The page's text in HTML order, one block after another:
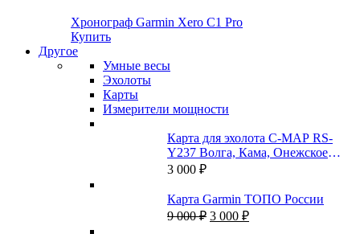
Хронограф Garmin Xero C1 Pro
Купить
Другое
Умные весы
Эхолоты
Карты
Измерители мощности
Карта для эхолота C-MAP RS-
Y237 Волга, Кама, Онежское
озеро, и каналы
3 000 ₽
Карта Garmin ТОПО России
9 000₽ Первоначальная
3 000 ₽Текущая